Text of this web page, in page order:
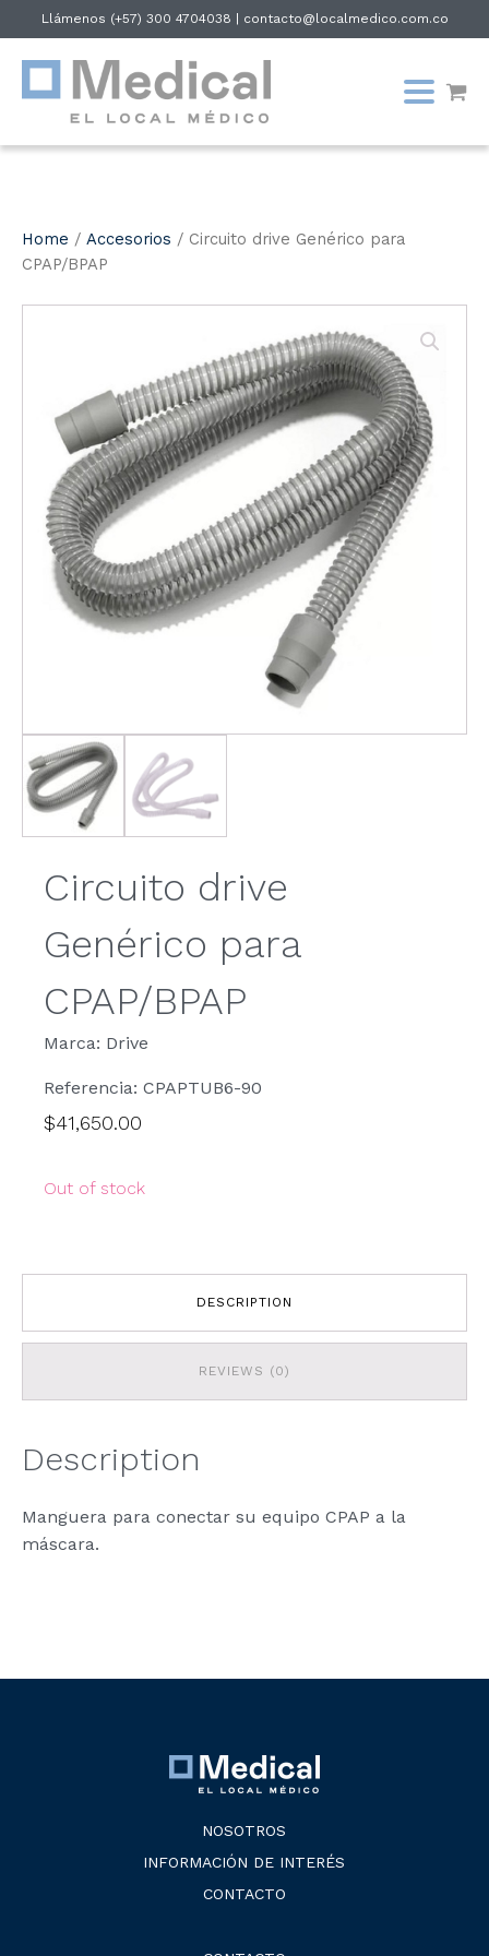
Llámenos (+57) 300 4704038 contacto@localmedico.com.co
Home / Accesorios / Circuito drive Genérico para
CPAP/BPAP
Circuito drive
Genérico para
CPAP/BPAP
Marca: Drive
Referencia: CPAPTUB6-90
$41,650.00
Out of stock
DESCRIPTION
REVIEWS (0)
Description
Manguera para conectar su equipo CPAP a la
máscara.
NOSOTROS
INFORMACIÓN DE INTERÉS
CONTACTO